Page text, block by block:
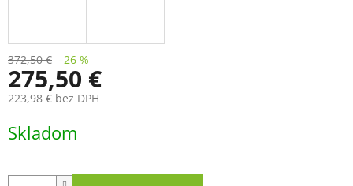
372,50 € –26 %
275,50 €
223,98 € bez DPH
cena:
Skladom